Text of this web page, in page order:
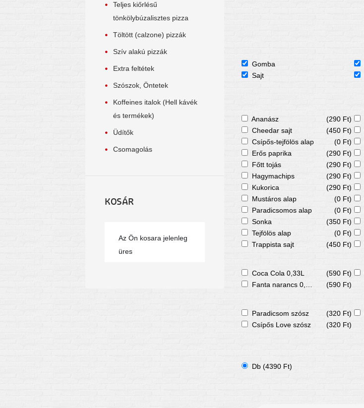
Gomba
Sajt
Ananász (290 Ft)
Cheedar sajt
(450 Ft)
Csípős-tejfölös alap
(0 Ft)
Erős paprika
(290 Ft)
Főtt tojás
(290 Ft)
Hagymachips
(290 Ft)
Kukorica
(290 Ft)
Mustáros alap
(0 Ft)
Paradicsomos alap
(0 Ft)
Sonka
(350 Ft)
Tejfölös alap
(0 Ft)
Trappista sajt
(450 Ft)
Coca Cola 0,33L (590 Ft)
Fanta narancs 0,33L
(590 Ft)
Paradicsom szósz (320 Ft)
Csípős Love szósz
(320 Ft)
Db (4390 Ft)
Teljes kiőrlésű
tönkölybúzalisztes pizza
Töltött (calzone) pizzák
Szív alakú pizzák
Extra feltétek
Szószok, Öntetek
Koffeines italok (Hell kávék
és termékek)
Üdítők
Csomagolás
KOSÁR
Az Ön kosara jelenleg
üres